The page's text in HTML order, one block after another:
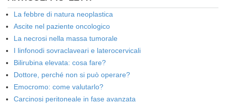
La febbre di natura neoplastica
Ascite nel paziente oncologico
La necrosi nella massa tumorale
I linfonodi sovraclaveari e laterocervicali
Bilirubina elevata: cosa fare?
Dottore, perché non si può operare?
Emocromo: come valutarlo?
Carcinosi peritoneale in fase avanzata